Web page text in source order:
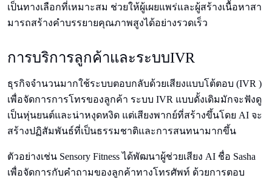
เป็นทางเลือกที่เหมาะสม ช่วยให้ผู้เผยแพร่และผู้สร้างเนื้อหาสา
มารถสร้างคําบรรยายคุณภาพสูงได้อย่างรวดเร็ว
การบริการลูกค้าและระบบIVR
ธุรกิจจํานวนมากใช้ระบบตอบกลับด้วยเสียงแบบโต้ตอบ (IVR )
เพื่อจัดการการโทรของลูกค้า ระบบ IVR แบบดั้งเดิมมักจะฟังดู
เป็นหุ่นยนต์และน่าหงุดหงิด แต่เสียงพากย์ที่สร้างขึ้นโดย AI จะ
สร้างปฏิสัมพันธ์ที่เป็นธรรมชาติและการสนทนามากขึ้น
ตัวอย่างเช่น Sensory Fitness ได้พัฒนาผู้ช่วยเสียง AI ชื่อ Sasha
เพื่อจัดการกับคําถามของลูกค้าทางโทรศัพท์ ด้วยการตอบ